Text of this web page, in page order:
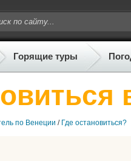
Горящие туры
по Венеции / Где остановиться?